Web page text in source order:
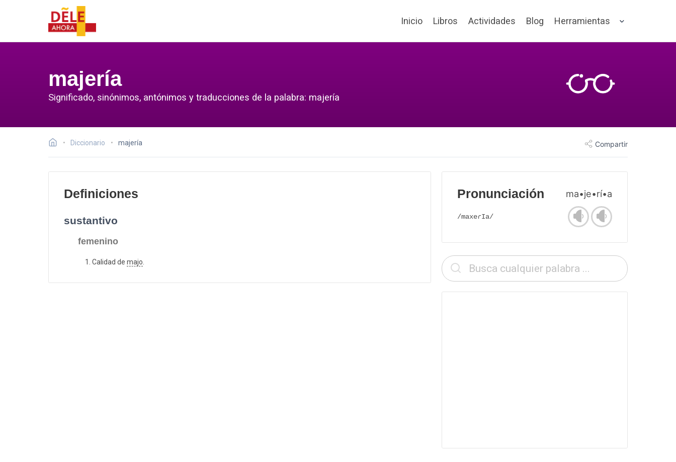
Inicio Libros Actividades Blog Herramientas
majería
Significado, sinónimos, antónimos y traducciones de la palabra: majería
Diccionario majería Compartir
Definiciones
sustantivo
femenino
Calidad de majo.
Pronunciación ma•je•rí•a
/maxeɾIa/